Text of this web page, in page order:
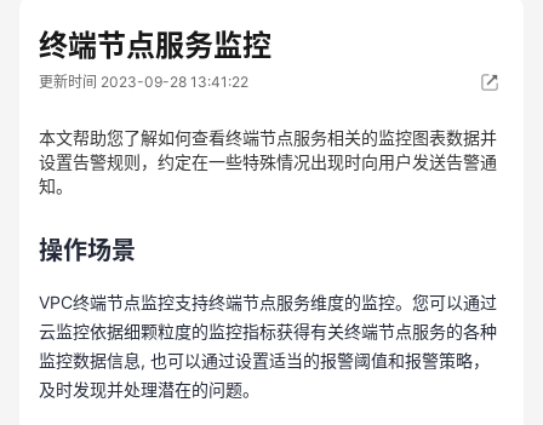
终端节点服务监控
更新时间 2023-09-28 13:41:22
本文帮助您了解如何查看终端节点服务相关的监控图表数据并
设置告警规则，约定在一些特殊情况出现时向用户发送告警通
知。
操作场景
VPC终端节点监控支持终端节点服务维度的监控。您可以通过
云监控依据细颗粒度的监控指标获得有关终端节点服务的各种
监控数据信息, 也可以通过设置适当的报警阈值和报警策略，
及时发现并处理潜在的问题。